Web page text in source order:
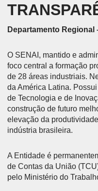
AQUI
Departamento Regional
O SENAI, mantido e
foco central a formação
de 28 áreas industriais.
da América Latina.
de Tecnologia e de
construção de futuro
elevação da
indústria brasileira.
A Entidade é
de Contas da União
pelo Ministério do